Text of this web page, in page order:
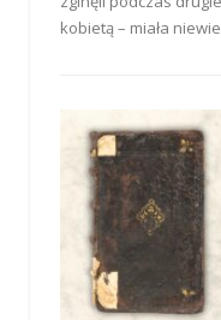
kobietą – miała